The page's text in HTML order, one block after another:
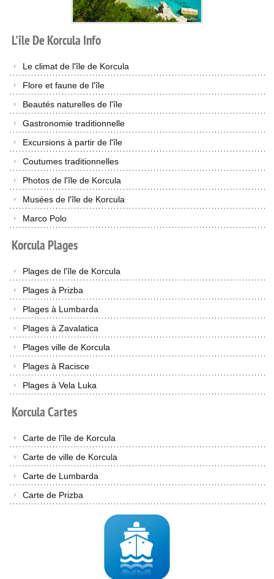
L'îleDeKorcula Info
Le climat de l'île de Korcula
Flore et faune de l'île
Beautés naturelles de l'île
Gastronomie traditionnelle
Excursions à partir de l'île
Coutumes traditionnelles
Photos de l'île de Korcula
Musées de l'île de Korcula
Marco Polo
Korcula Plages
Plages de l'île de Korcula
Plages à Prizba
Plages à Lumbarda
Plages à Zavalatica
Plages ville de Korcula
Plages à Racisce
Plages à Vela Luka
KorculaCartes
Carte de l'île de Korcula
Carte de ville de Korcula
Carte de Lumbarda
Carte de Prizba